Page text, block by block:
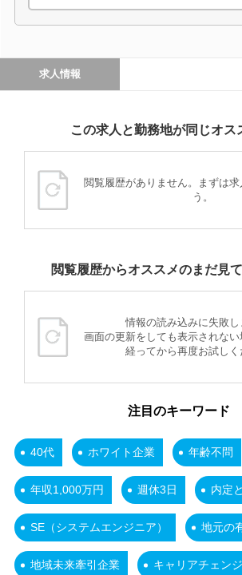
求人情報
この求人と勤務地が同じオス
閲覧履歴がありません。まずは求
う。
閲覧履歴からオススメのまだ見
情報の読み込みに失敗し
画面の更新をしても表示されない
経ってから再度お試しく
注目のキーワード
40代 ホワイト企業 年齢不問
年収1,000万円 週休3日 内定
SE（システムエンジニア） 地元の
地域未来牽引企業 キャリアチェンジ